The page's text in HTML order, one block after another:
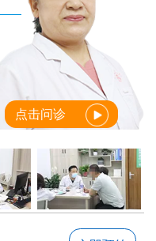
点击问诊